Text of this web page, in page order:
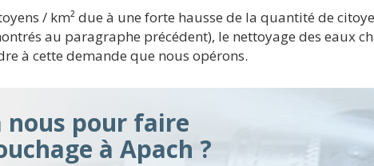
/ km² due à une forte hausse de la quantité de
au paragraphe précédent), le nettoyage des eaux
à cette demande que nous opérons.
nous pour faire
à Apach ?